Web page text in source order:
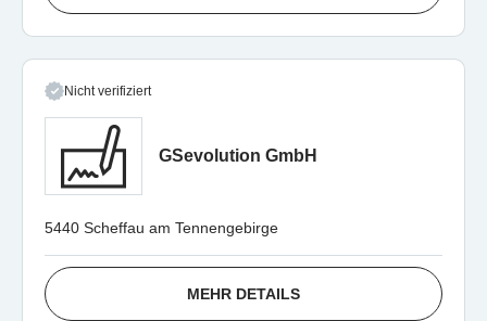
Nicht verifiziert
GSevolution GmbH
5440 Scheffau am Tennengebirge
MEHR DETAILS